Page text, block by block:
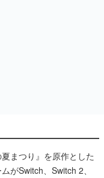
まつり』を原作とした
がSwitch、Switch 2、